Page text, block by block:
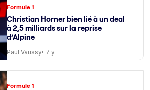
Formule 1
Christian Horner bien lié à un deal
à 2,5 milliards sur la reprise
d’Alpine
Paul Vaussy 7 y
Formule 1